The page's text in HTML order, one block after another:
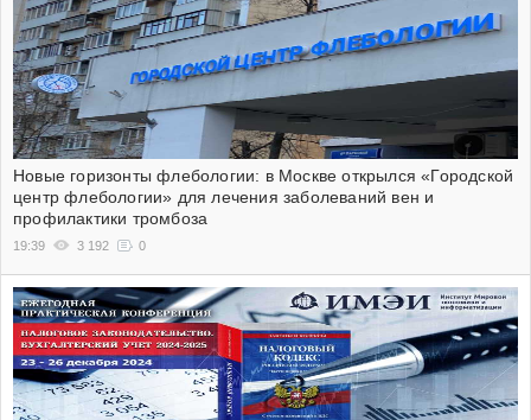
Новые горизонты флебологии: в Москве открылся «Городской
центр флебологии» для лечения заболеваний вен и
профилактики тромбоза
19:39 3 192 0